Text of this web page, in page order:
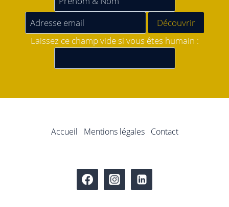
Laissez ce champ vide si vous êtes humain :
Accueil Mentions légales Contact